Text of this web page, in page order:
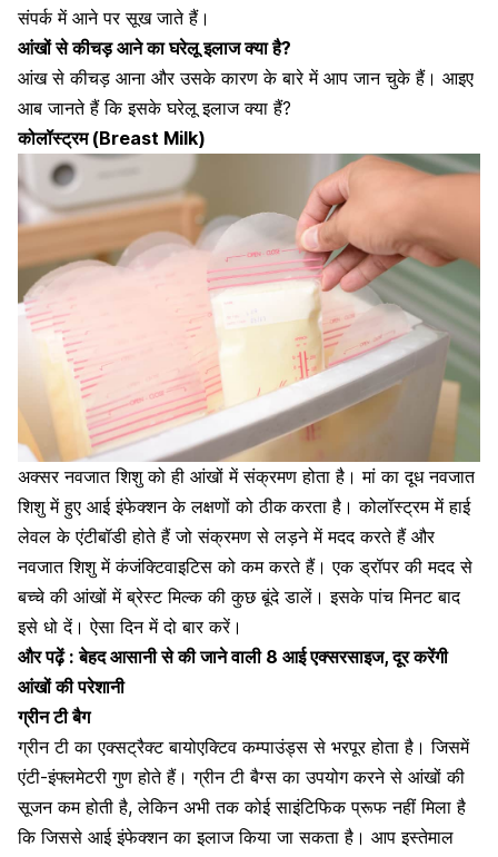
संपर्क में आने पर सूख जाते हैं।
आंखों से कीचड़ आने का घरेलू इलाज क्या है?
आंख से कीचड़ आना और उसके कारण के बारे में आप जान चुके हैं। आइए
आब जानते हैं कि इसके घरेलू इलाज क्या हैं?
कोलॉस्ट्रम (Breast Milk)
अक्सर नवजात शिशु को ही आंखों में संक्रमण होता है।मां का दूध नवजात
शिशुमें हुए आई इंफेक्शन के लक्षणों को ठीक करता है। कोलॉस्ट्रम में हाई
लेवल के एंटीबॉडी होते हैं जो संक्रमण से लड़ने में मदद करते हैं और
नवजात शिशु में कंजंक्टिवाइटिस को कम करते हैं। एक ड्रॉपर की मदद से
बच्चे की आंखों में ब्रेस्ट मिल्क की कुछ बूंदे डालें। इसके पांच मिनट बाद
इसे धो दें। ऐसा दिन में दो बार करें।
और पढ़ें : बेहद आसानी से की जाने वाली 8 आई एक्सरसाइज, दूर करेंगी
आंखों की परेशानी
ग्रीन टी बैग
ग्रीन टी का एक्सट्रैक्टबायोएक्टिव कम्पाउंड्स से भरपूर होता है। जिसमें
एंटी-इंफ्लमेटरी गुण होते हैं। ग्रीन टी बैग्स का उपयोग करने से आंखों की
सूजन कम होती है, लेकिन अभी तक कोई साइंटिफिक प्रूफ नहीं मिला है
कि जिससे आई इंफेक्शन का इलाज किया जा सकता है। आप इस्तेमाल